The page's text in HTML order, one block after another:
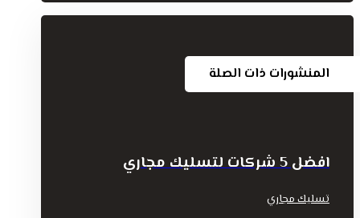
المنشورات ذات الصلة
افضل 5 شركات لتسليك مجاري
تسليك مجاري